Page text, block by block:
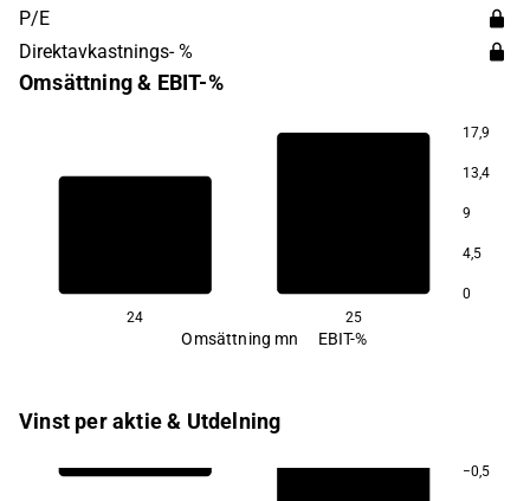
P/E
Direktavkastnings- %
Omsättning & EBIT-%
17,9
13,4
9
4,5
0
24 25
Omsättning mn EBIT-%
Vinst per aktie & Utdelning
−0,5